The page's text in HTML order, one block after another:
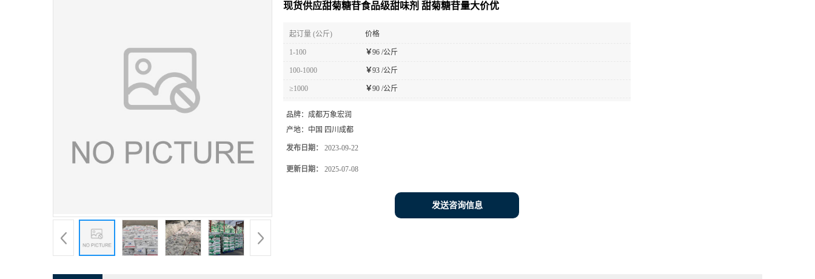
现货供应甜菊糖苷食品级甜味剂 甜菊糖苷量大价优
起订量 (公斤) 价格
1-100 ￥96 /公斤
100-1000 ￥93 /公斤
≥1000 ￥90 /公斤
品牌： 成都万象宏润
产地： 中国 四川成都
发布日期： 2023-09-22
更新日期： 2025-07-08
发送咨询信息